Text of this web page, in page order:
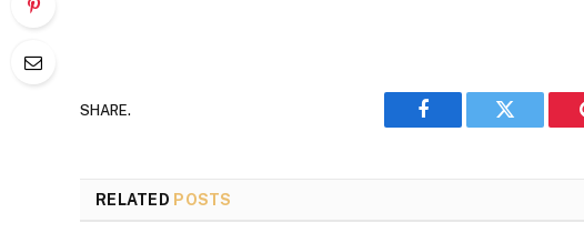
SHARE.
Facebook Twitter
RELATED POSTS